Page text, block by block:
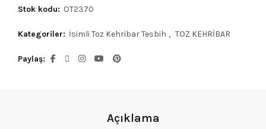
Stok kodu: OT2370
Kategoriler: İsimli Toz Kehribar Tesbih , TOZ KEHRİBAR
Paylaş
Açıklama